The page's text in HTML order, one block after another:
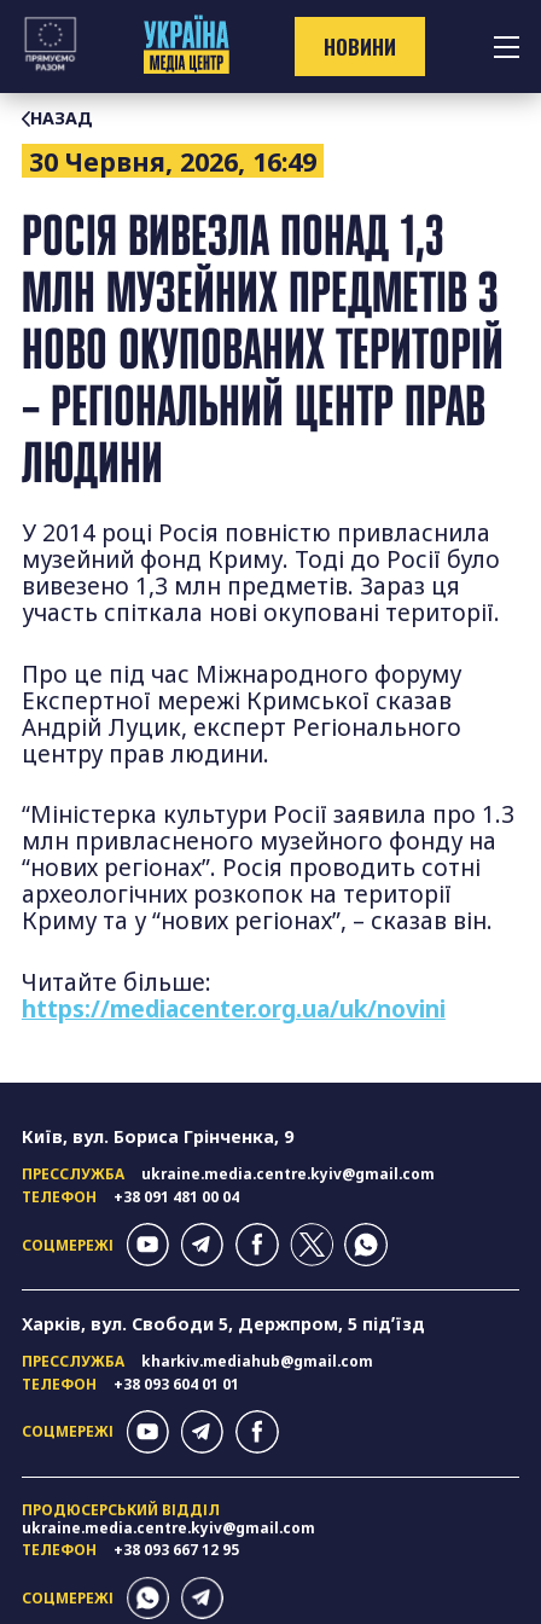
Перейти
контенту
НОВИНИ
НАЗАД
30 Червня, 2026, 16:49
РОСІЯ ВИВЕЗЛА ПОНАД 1,3
МЛН МУЗЕЙНИХ ПРЕДМЕТІВ З
НОВО ОКУПОВАНИХ ТЕРИТОРІЙ
– РЕГІОНАЛЬНИЙ ЦЕНТР ПРАВ
ЛЮДИНИ
У 2014 році Росія повністю привласнила
музейний фонд Криму. Тоді до Росії було
вивезено 1,3 млн предметів. Зараз ця
участь спіткала нові окуповані території.
Про це під час Міжнародного форуму
Експертної мережі Кримської сказав
Андрій Луцик, експерт Регіонального
центру прав людини.
“Міністерка культури Росії заявила про 1.3
млн привласненого музейного фонду на
“нових регіонах”. Росія проводить сотні
археологічних розкопок на території
Криму та у “нових регіонах”, – сказав він.
Читайте більше:
https://mediacenter.org.ua/uk/novini
Київ, вул. Бориса Грінченка, 9
ПРЕССЛУЖБА
ukraine.media.centre.kyiv@gmail.com
ТЕЛЕФОН
+38 091 481 00 04
СОЦМЕРЕЖІ
Харків, вул. Свободи 5, Держпром, 5 підʼїзд
ПРЕССЛУЖБА
kharkiv.mediahub@gmail.com
ТЕЛЕФОН
+38 093 604 01 01
СОЦМЕРЕЖІ
ПРОДЮСЕРСЬКИЙ ВІДДІЛ
ukraine.media.centre.kyiv@gmail.com
ТЕЛЕФОН
+38 093 667 12 95
СОЦМЕРЕЖІ